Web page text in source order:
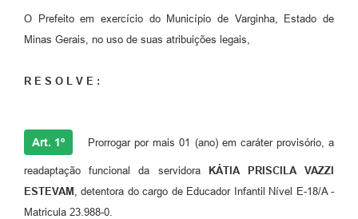
O Prefeito em exercício do Município de Varginha, Estado de
Minas Gerais, no uso de suas atribuições legais,
R E S O L V E :
Art. 1º Prorrogar por mais 01 (ano) em caráter provisório, a
readaptação funcional da servidora
KÁTIA PRISCILA VAZZI
ESTEVAM
, detentora do cargo de Educador Infantil Nível E-18/A -
Matricula 23.988-0.